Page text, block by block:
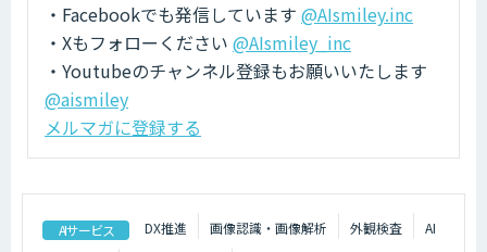
・Facebookでも発信しています @AIsmiley.inc
・Xもフォローください @AIsmiley_inc
・Youtubeのチャンネル登録もお願いいたします
@aismiley
メルマガに登録する
AIサービス DX推進 画像認識・画像解析 外観検査
AI